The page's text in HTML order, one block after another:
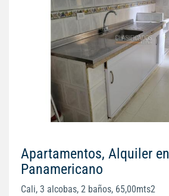
Apartamentos, Alquiler en
Panamericano
Cali, 3 alcobas, 2 baños, 65,00mts2